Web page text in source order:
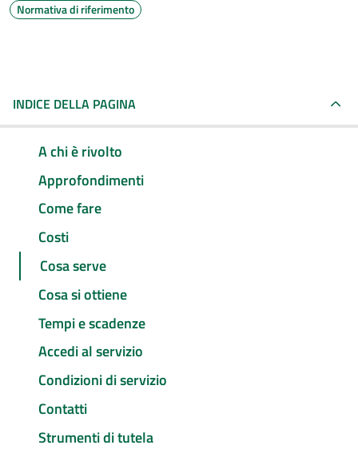
Normativa di riferimento
INDICE DELLA PAGINA
A chi è rivolto
Approfondimenti
Come fare
Costi
Cosa serve
Cosa si ottiene
Tempi e scadenze
Accedi al servizio
Condizioni di servizio
Contatti
Strumenti di tutela